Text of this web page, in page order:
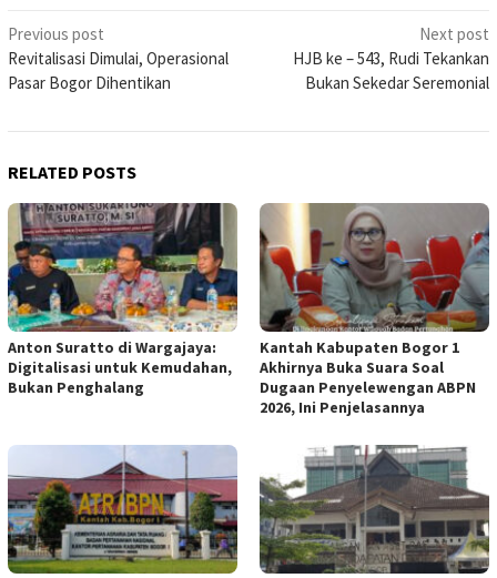
Post
navigation
Previous post
Revitalisasi Dimulai, Operasional
Pasar Bogor Dihentikan
Next post
HJB ke – 543, Rudi Tekankan
Bukan Sekedar Seremonial
RELATED POSTS
Anton Suratto di Wargajaya:
Digitalisasi untuk Kemudahan,
Bukan Penghalang
Kantah Kabupaten Bogor 1
Akhirnya Buka Suara Soal
Dugaan Penyelewengan ABPN
2026, Ini Penjelasannya